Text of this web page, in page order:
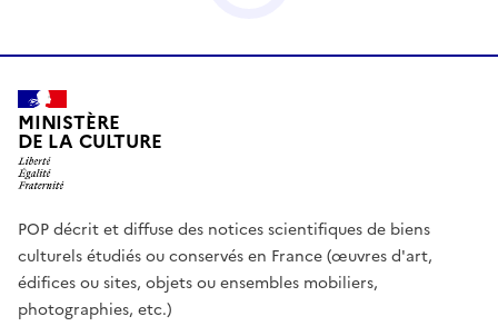
MINISTÈRE
DE LA CULTURE
POP décrit et diffuse des notices scientifiques de biens
culturels étudiés ou conservés en France (œuvres d'art,
édifices ou sites, objets ou ensembles mobiliers,
photographies, etc.)